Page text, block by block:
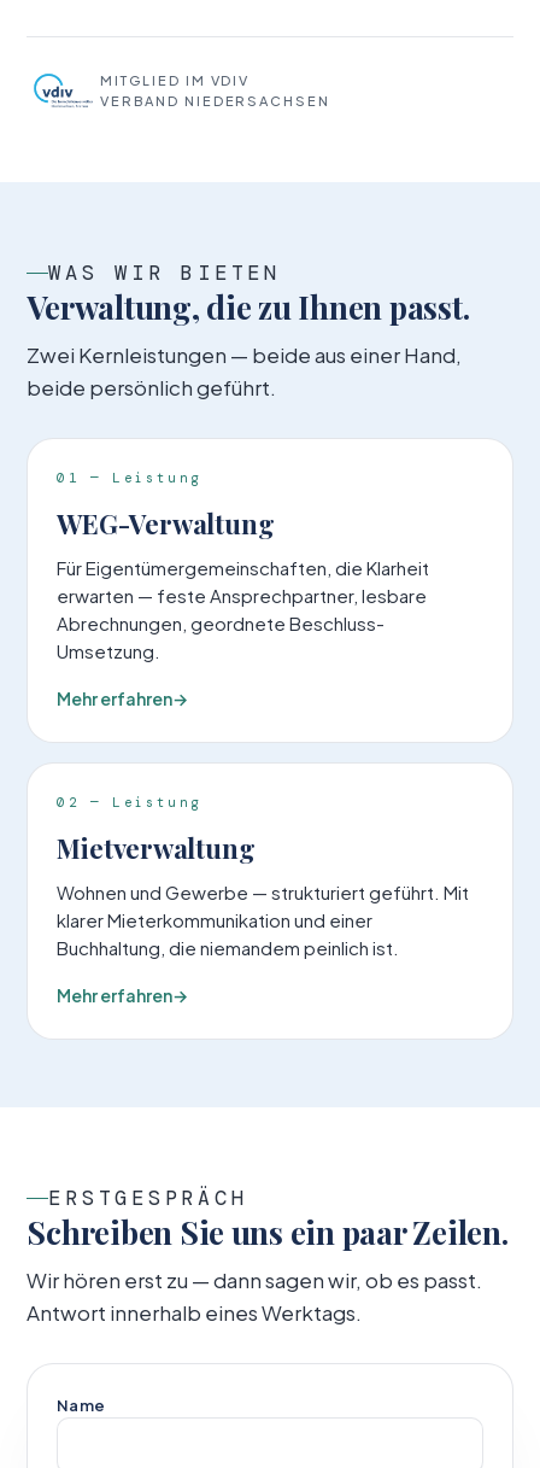
MITGLIED IM VDIV
VERBAND NIEDERSACHSEN
WAS WIR BIETEN
Verwaltung, die zu Ihnen passt.
Zwei Kern­leistungen — beide aus einer Hand,
beide persönlich geführt.
01 — Leistung
WEG-Verwaltung
Für Eigentümer­gemeinschaften, die Klarheit
erwarten — feste Ansprech­partner, lesbare
Abrechnungen, geordnete Beschluss-
Umsetzung.
Mehr erfahren→
02 — Leistung
Mietverwaltung
Wohnen und Gewerbe — strukturiert geführt. Mit
klarer Mieter­kommunikation und einer
Buchhaltung, die niemandem peinlich ist.
Mehr erfahren→
ERSTGESPRÄCH
Schreiben Sie uns ein paar Zeilen.
Wir hören erst zu — dann sagen wir, ob es passt.
Antwort innerhalb eines Werktags.
Name